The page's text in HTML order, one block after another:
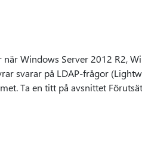
Windows Server 2012 R2,
svarar på LDAP-frågor
Ta en titt på avsnittet